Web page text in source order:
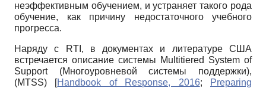
неэффективным обучением, и устраняет такого рода
обучение, как причину недостаточного учебного
прогресса.
Наряду с RTI, в документах и литературе США
встречается описание системы Multitiered System of
Support (Многоуровневой системы поддержки),
(MTSS) [Handbook of Response, 2016;
Preparing